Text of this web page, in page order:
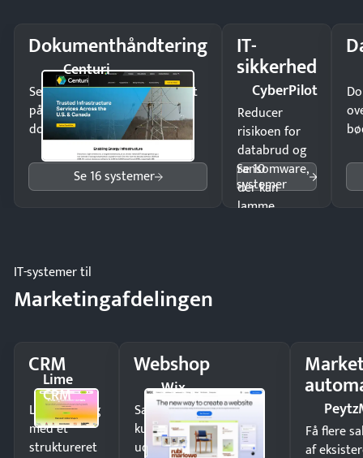
Dokumenthåndtering
Centuri
Send kontrakter til underskrift
på minutter og mist ingen
dokumenter.
Se 16 systemer
IT-
sikkerhed
CyberPilot
Reducer
risikoen for
databrud og
ransomware,
der kan
lamme
Se 10
systemer
IT-systemer til
Marketingafdelingen
CRM
Lime
CRM
Luk flere salg
med et
struktureret
Webshop
Wix
Sælg produkter 24/7 til
kunder i hele landet
uden
Få flere
af